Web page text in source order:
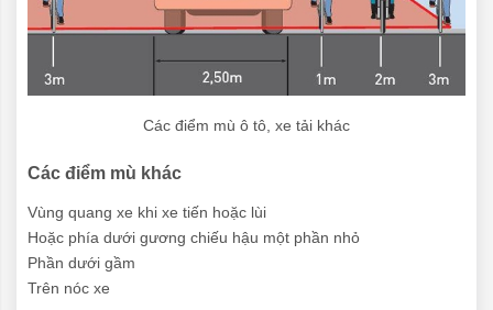
Các điểm mù ô tô, xe tải khác
Các điểm mù khác
Vùng quang xe khi xe tiến hoặc lùi
Hoặc phía dưới gương chiếu hậu một phần nhỏ
Phần dưới gầm
Trên nóc xe